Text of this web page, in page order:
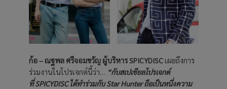
ก้อ – ณฐพล ศรีจอมขวัญ ผู้บริหาร SPICYDISCเผยถึงการ
ร่วมงานในโปรเจกต์นี้ว่า… “กับสเปเชียลโปรเจกต์
ที่ SPICYDISC ได้ทำร่วมกับ Star Hunter ถือเป็นหนึ่งความ